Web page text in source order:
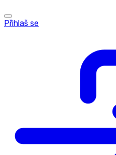
Přihlaš se